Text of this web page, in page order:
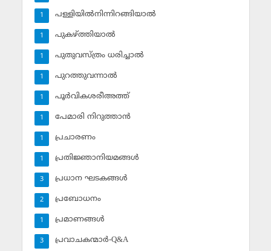
പള്ളിയില്‍നിന്നിറങ്ങിയാല്‍
1
പുകഴ്ത്തിയാല്‍
1
പുതുവസ്ത്രം ധരിച്ചാല്‍
1
പുറത്തുവന്നാല്‍
1
പൂര്‍വികശരീഅത്ത്
1
പേമാരി നിറുത്താന്‍
1
പ്രചാരണം
1
പ്രതിജ്ഞാനിയമങ്ങള്‍
1
പ്രധാന ഘടകങ്ങള്‍
3
പ്രബോധനം
2
പ്രമാണങ്ങള്‍
1
പ്രവാചകന്മാര്‍-Q&A
3